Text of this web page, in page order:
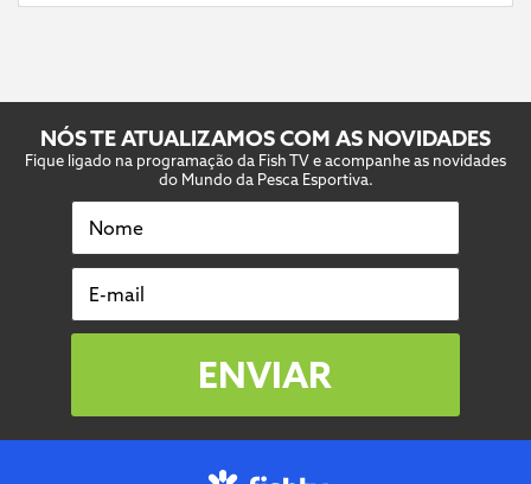
NÓS TE ATUALIZAMOS COM AS NOVIDADES
Fique ligado na programação da Fish TV e acompanhe as novidades
do Mundo da Pesca Esportiva.
Nome
E-mail
ENVIAR